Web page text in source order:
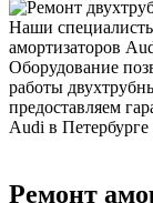
Наши
амортизаторов
Оборудование
работы
предоставляем
Audi в
Ремонт